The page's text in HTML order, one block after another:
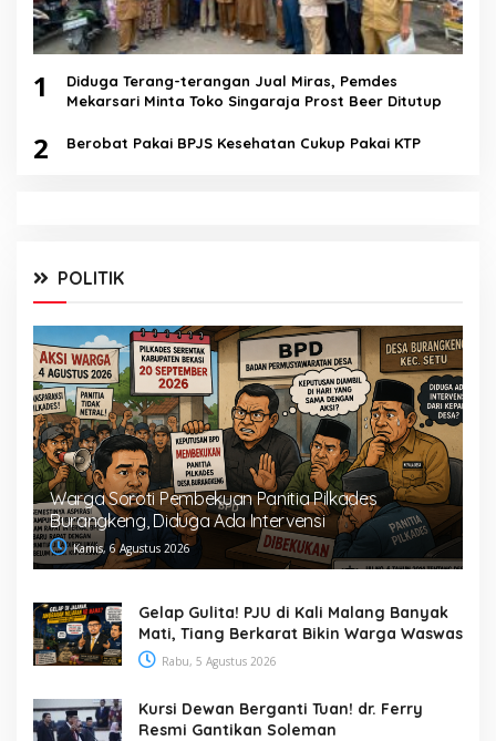
1
Diduga Terang-terangan Jual Miras, Pemdes
Mekarsari Minta Toko Singaraja Prost Beer Ditutup
2 Berobat Pakai BPJS Kesehatan Cukup Pakai KTP
POLITIK
Warga Soroti Pembekuan Panitia Pilkades
Burangkeng, Diduga Ada Intervensi
Kamis, 6 Agustus 2026
Gelap Gulita! PJU di Kali Malang Banyak
Mati, Tiang Berkarat Bikin Warga Waswas
Rabu, 5 Agustus 2026
Kursi Dewan Berganti Tuan! dr. Ferry
Resmi Gantikan Soleman